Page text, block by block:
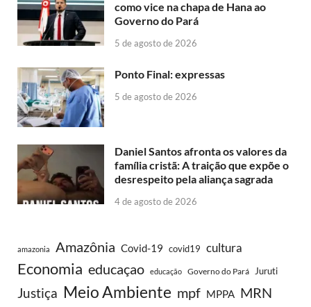
como vice na chapa de Hana ao
Governo do Pará
5 de agosto de 2026
Ponto Final: expressas
5 de agosto de 2026
Daniel Santos afronta os valores da
família cristã: A traição que expõe o
desrespeito pela aliança sagrada
4 de agosto de 2026
amazonia Amazônia Covid-19 covid19 cultura
Economia educaçao educação Governo do Pará Juruti
Justiça Meio Ambiente mpf MPPA MRN